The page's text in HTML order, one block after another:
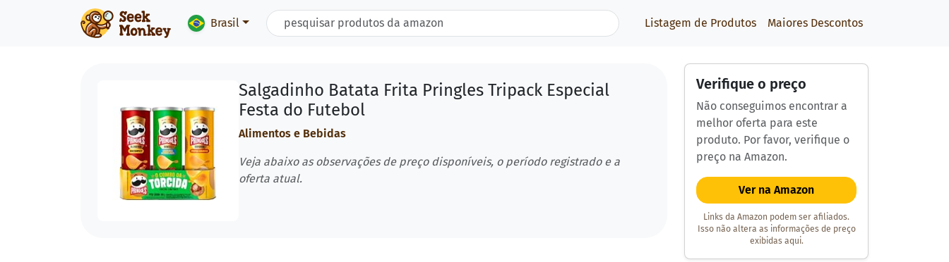
Brasil Listagem de Produtos Maiores Descontos
Salgadinho Batata Frita Pringles Tripack Especial
Festa do Futebol
Alimentos e Bebidas
Veja abaixo as observações de preço disponíveis, o período registrado e a
oferta atual.
Verifique o preço
Não conseguimos encontrar a
melhor oferta para este
produto. Por favor, verifique o
preço na Amazon.
Ver na Amazon
Links da Amazon podem ser afiliados.
Isso não altera as informações de preço
exibidas aqui.